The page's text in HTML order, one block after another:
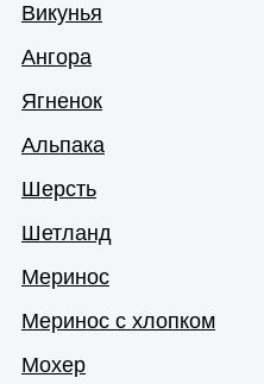
Викунья
Ангора
Ягненок
Альпака
Шерсть
Шетланд
Меринос
Меринос с хлопком
Мохер